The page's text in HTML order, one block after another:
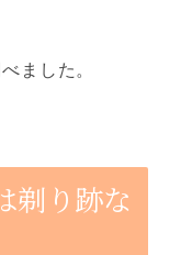
ました。
剃り跡な